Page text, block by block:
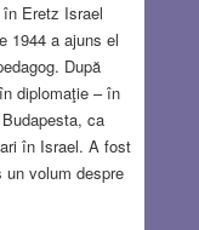
Eretz Israel
1944 a ajuns el
După
diplomaţie – în
ca
în Israel. A fost
volum despre